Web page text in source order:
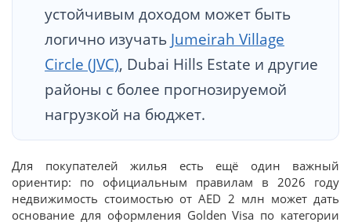
устойчивым доходом может быть
логично изучать Jumeirah Village
Circle (JVC), Dubai Hills Estate и другие
районы с более прогнозируемой
нагрузкой на бюджет.
Для покупателей жилья есть ещё один важный
ориентир: по официальным правилам в 2026 году
недвижимость стоимостью от AED 2 млн может дать
основание для оформления Golden Visa по категории